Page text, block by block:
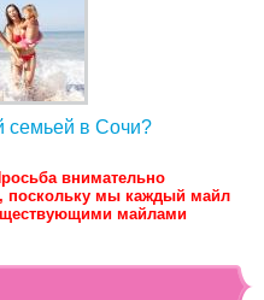
семьей в Сочи?
внимательно
поскольку мы каждый майл
майлами